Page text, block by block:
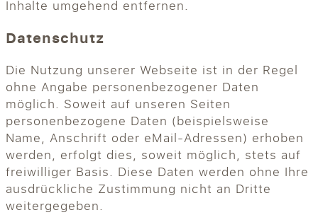
Inhalte umgehend entfernen.
Datenschutz
Die Nutzung unserer Webseite ist in der Regel
ohne Angabe personenbezogener Daten
möglich. Soweit auf unseren Seiten
personenbezogene Daten (beispielsweise
Name, Anschrift oder eMail-Adressen) erhoben
werden, erfolgt dies, soweit möglich, stets auf
freiwilliger Basis. Diese Daten werden ohne Ihre
ausdrückliche Zustimmung nicht an Dritte
weitergegeben.